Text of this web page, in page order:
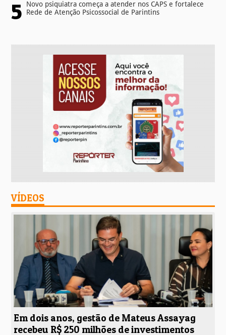
5
Novo psiquiatra começa a atender nos CAPS e fortalece
Rede de Atenção Psicossocial de Parintins
VÍDEOS
Em dois anos, gestão de Mateus Assayag
recebeu R$ 250 milhões de investimentos